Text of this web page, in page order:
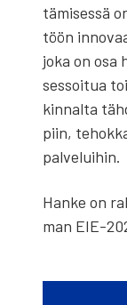
tä­mi­ses­sä
töön
joka on
ses­soi­tua
kin­nal­ta
piin,
pal­ve­lui­hin.
Han­ke on
man EIE-